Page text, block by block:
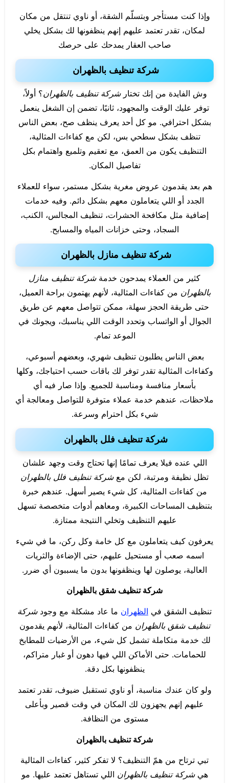
وإذا كنت مستأجر وبتسلّم الشقة، أو ناوي تنتقل من مكان
لمكان، تقدر تعتمد عليهم إنهم ينظفونها لك بشكل يخلي
صاحب العقار يمدحك على حرصك
شركة تنظيف بالظهران
وش الفايدة من إنك تختارشركة تنظيف بالظهران؟ أولاً،
توفر عليك الوقت والمجهود، ثانيًا، تضمن إن الشغل ينعمل
بشكل احترافي. مو كل أحد يعرف ينظف صح، بعض الناس
تنظف بشكل سطحي بس، لكن مع كفاءات المثالية،
التنظيف يكون من العمق، مع تعقيم وتلميع واهتمام بكل
تفاصيل المكان.
هم بعد يقدمون عروض مغرية بشكل مستمر، سواء للعملاء
الجدد أو اللي يتعاملون معهم بشكل دائم. وفيه خدمات
إضافية مثل مكافحة الحشرات، تنظيف المجالس، الكنب،
السجاد، وحتى خزانات المياه والمسابح.
شركة تنظيف منازل بالظهران
كثير من العملاء يمدحون خدمةشركة تنظيف منازل
بالظهران من كفاءات المثالية، لأنهم يهتمون براحة العميل،
حتى طريقة الحجز سهلة، ممكن تتواصل معهم عن طريق
الجوال أو الواتساب وتحدد الوقت اللي يناسبك، ويجونك في
الموعد تمام.
بعض الناس يطلبون تنظيف شهري، وبعضهم أسبوعي،
وكفاءات المثالية تقدر توفر لك باقات حسب احتياجك، وكلها
بأسعار منافسة ومناسبة للجميع. وإذا صار فيه أي
ملاحظات، عندهم خدمة عملاء متوفرة للتواصل ومعالجة أي
شيء بكل احترام وسرعة.
شركة تنظيف فلل بالظهران
اللي عنده فيلا يعرف تمامًا إنها تحتاج وقت وجهد علشان
تظل نظيفة ومرتبة، لكن معشركة تنظيف فلل بالظهران
من كفاءات المثالية، كل شيء يصير أسهل. عندهم خبرة
بتنظيف المساحات الكبيرة، ومعاهم أدوات متخصصة تسهل
عليهم التنظيف وتخلي النتيجة ممتازة.
يعرفون كيف يتعاملون مع كل خامة وكل ركن، ما في شيء
اسمه صعب أو مستحيل عليهم، حتى الإضاءة والثريات
العالية، يوصلون لها وينظفونها بدون ما يسببون أي ضرر.
شركة تنظيف شقق بالظهران
تنظيف الشقق في الظهران ما عاد مشكلة مع وجودشركة
تنظيف شقق بالظهران من كفاءات المثالية، لأنهم يقدمون
لك خدمة متكاملة تشمل كل شيء، من الأرضيات للمطابخ
للحمامات. حتى الأماكن اللي فيها دهون أو غبار متراكم،
ينظفونها بكل دقة.
ولو كان عندك مناسبة، أو ناوي تستقبل ضيوف، تقدر تعتمد
عليهم إنهم يجهزون لك المكان في وقت قصير وبأعلى
مستوى من النظافة.
شركة تنظيف بالظهران
تبي ترتاح من همّ التنظيف؟ لا تفكر كثير، كفاءات المثالية
هيشركة تنظيف بالظهران اللي تستاهل تعتمد عليها. مو